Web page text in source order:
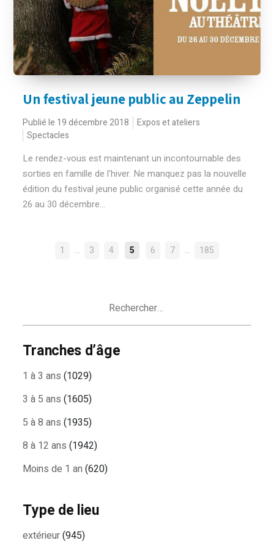
Un festival jeune public au Zeppelin
Publié le 19 décembre 2018
Expos et ateliers
Spectacles
Le rendez-vous est maintenant un incontournable des
sorties en famille de l'hiver. Ne manquez pas la nouvelle
édition du festival jeune public organisé cette année du
26 au 30 décembre...
NAVIGATION
1 … 3 4 5 6 7 … 185
Tranches d’âge
1 à 3 ans (1029)
3 à 5 ans (1605)
5 à 8 ans (1935)
8 à 12 ans (1942)
Moins de 1 an (620)
Type de lieu
extérieur(945)